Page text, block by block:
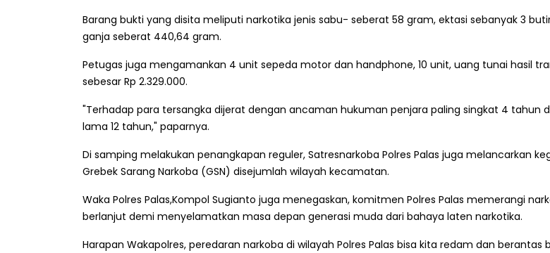
Barang bukti yang disita meliputi narkotika jenis sabu- seberat 58 gram, ektasi sebanyak 3
ganja seberat 440,64 gram.
Petugas juga mengamankan 4 unit sepeda motor dan handphone, 10 unit, uang tunai hasil
sebesar Rp 2.329.000.
"Terhadap para tersangka dijerat dengan ancaman hukuman penjara paling singkat 4 tahun
lama 12 tahun," paparnya.
Di samping melakukan penangkapan reguler, Satresnarkoba Polres Palas juga melancarkan
Grebek Sarang Narkoba (GSN) disejumlah wilayah kecamatan.
Waka Polres Palas,Kompol Sugianto juga menegaskan, komitmen Polres Palas memerangi
berlanjut demi menyelamatkan masa depan generasi muda dari bahaya laten narkotika.
Harapan Wakapolres, peredaran narkoba di wilayah Polres Palas bisa kita redam dan berantas